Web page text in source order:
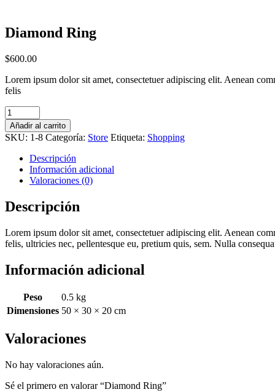
Diamond Ring
$600.00
Lorem ipsum dolor sit amet, consectetuer adipiscing elit. Aenean
felis
Cantidad
Diamond
Ring
Añadir al carrito
SKU: 1-8 Categoría: Store Etiqueta: Shopping
Descripción
Información adicional
Valoraciones (0)
Descripción
Lorem ipsum dolor sit amet, consectetuer adipiscing elit. Aenean
felis, ultricies nec, pellentesque eu, pretium quis, sem. Nulla
Información adicional
Peso
0.5 kg
Dimensiones 50 × 30 × 20 cm
Valoraciones
No hay valoraciones aún.
Sé el primero en valorar “Diamond Ring”